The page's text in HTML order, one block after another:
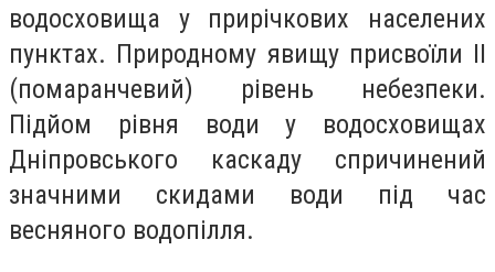
водосховища у прирічкових населених
пунктах. Природному явищу присвоїли II
(помаранчевий) рівень небезпеки.
Підйом рівня води у водосховищах
Дніпровського каскаду спричинений
значними скидами води під час
весняного водопілля.